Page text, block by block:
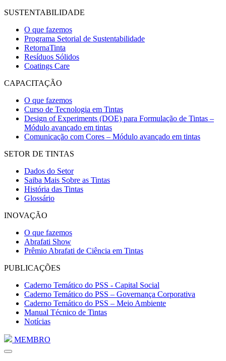
SUSTENTABILIDADE
O que fazemos
Programa Setorial de Sustentabilidade
RetornaTinta
Resíduos Sólidos
Coatings Care
CAPACITAÇÃO
O que fazemos
Curso de Tecnologia em Tintas
Design of Experiments (DOE) para Formulação de Tintas –
Módulo avançado em tintas
Comunicação com Cores – Módulo avançado em tintas
SETOR DE TINTAS
Dados do Setor
Saiba Mais Sobre as Tintas
História das Tintas
Glossário
INOVAÇÃO
O que fazemos
Abrafati Show
Prêmio Abrafati de Ciência em Tintas
PUBLICAÇÕES
Caderno Temático do PSS - Capital Social
Caderno Temático do PSS – Governança Corporativa
Caderno Temático do PSS – Meio Ambiente
Manual Técnico de Tintas
Notícias
MEMBRO